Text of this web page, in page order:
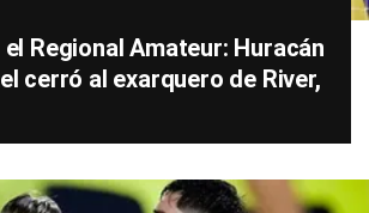
Regional Amateur: Huracán
cerró al exarquero de River,